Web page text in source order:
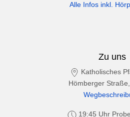
Alle Infos inkl.
Zu uns
Katholisches
Hömberger
19:45 Uhr